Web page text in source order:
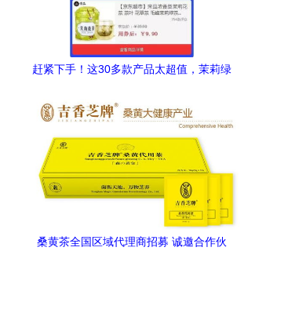
赶紧下手！这30多款产品太超值，茉莉绿
桑黄茶全国区域代理商招募 诚邀合作伙